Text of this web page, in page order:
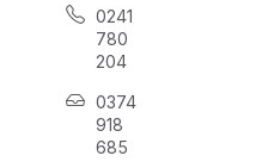
0241
780
204
0374
918
685